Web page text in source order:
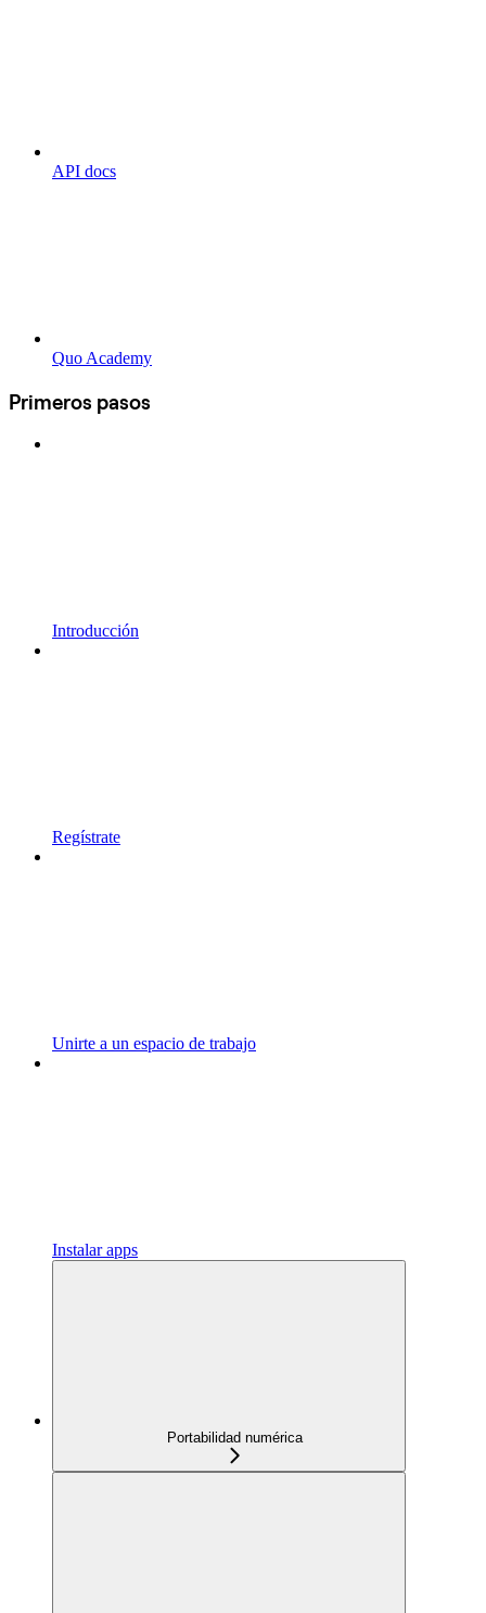
API docs
Quo Academy
Primeros pasos
Introducción
Regístrate
Unirte a un espacio de trabajo
Instalar apps
Portabilidad numérica